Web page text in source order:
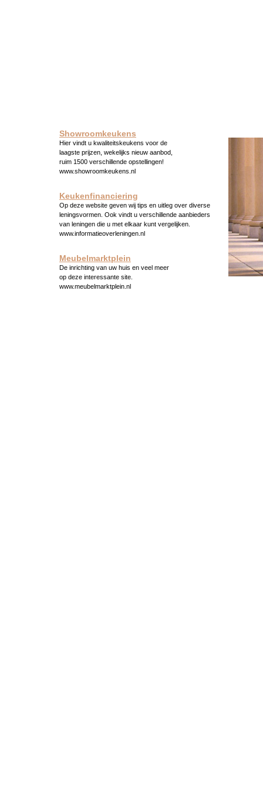
Showroomkeukens
Hier vindt u kwaliteitskeukens voor de
laagste prijzen, wekelijks nieuw aanbod,
ruim 1500 verschillende opstellingen!
www.showroomkeukens.nl
Keukenfinanciering
Op deze website geven wij tips en uitleg over diverse
leningsvormen. Ook vindt u verschillende aanbieders
van leningen die u met elkaar kunt vergelijken.
www.informatieoverleningen.nl
Meubelmarktplein
De inrichting van uw huis en veel meer
op deze interessante site.
www.meubelmarktplein.nl